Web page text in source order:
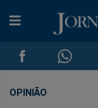
Compartilhar
OPINIÃO